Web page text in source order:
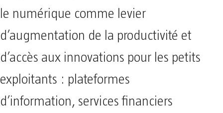
le numérique comme levier
d’augmentation de la productivité et
d’accès aux innovations pour les petits
exploitants : plateformes
d’information, services financiers